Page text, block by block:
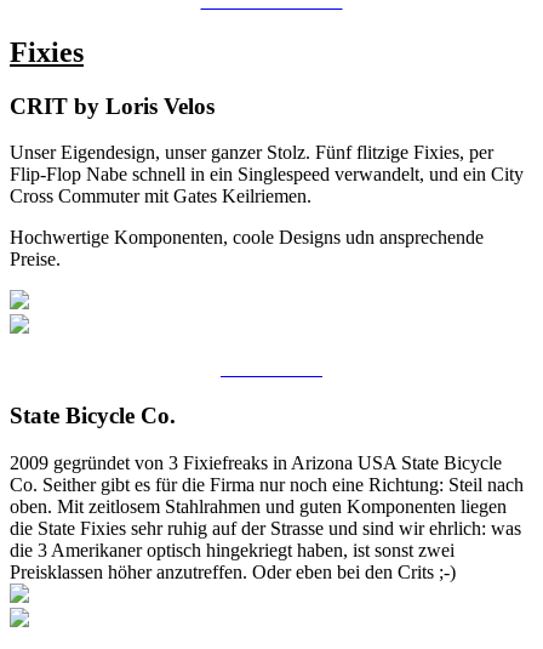
Fixies
CRIT by Loris Velos
Unser Eigendesign, unser ganzer Stolz. Fünf flitzige Fixies, per
Flip-Flop Nabe schnell in ein Singlespeed verwandelt, und ein City
Cross Commuter mit Gates Keilriemen.
Hochwertige Komponenten, coole Designs udn ansprechende
Preise.
State Bicycle Co.
2009 gegründet von 3 Fixiefreaks in Arizona USA State Bicycle
Co. Seither gibt es für die Firma nur noch eine Richtung: Steil nach
oben. Mit zeitlosem Stahlrahmen und guten Komponenten liegen
die State Fixies sehr ruhig auf der Strasse und sind wir ehrlich: was
die 3 Amerikaner optisch hingekriegt haben, ist sonst zwei
Preisklassen höher anzutreffen. Oder eben bei den Crits ;-)